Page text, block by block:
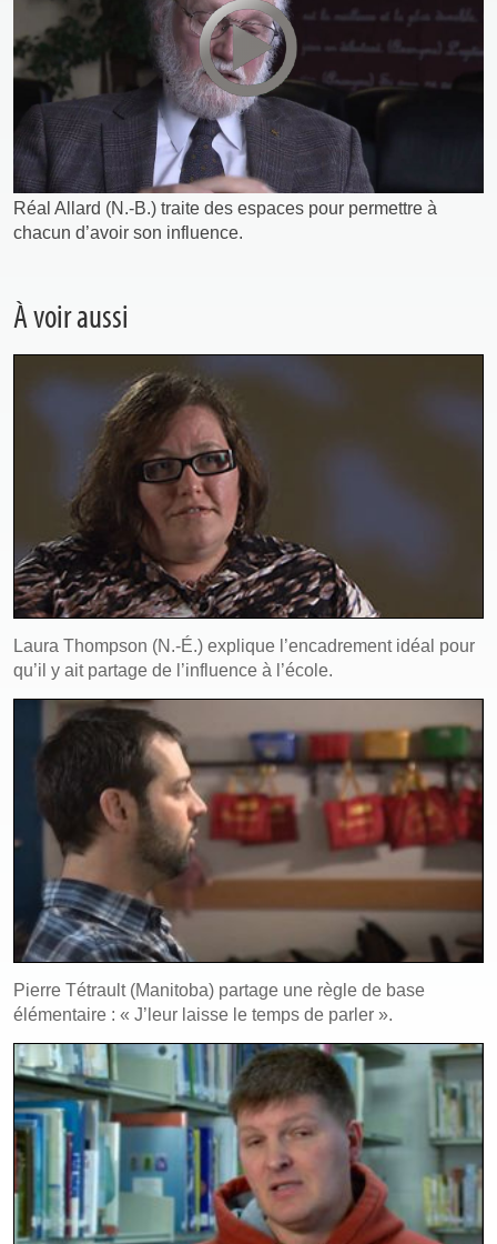
Réal Allard (N.-B.) traite des espaces pour permettre à
chacun d’avoir son influence.
À voir aussi
Laura Thompson (N.-É.) explique l’encadrement idéal pour
qu’il y ait partage de l’influence à l’école.
Pierre Tétrault (Manitoba) partage une règle de base
élémentaire : « J’leur laisse le temps de parler ».